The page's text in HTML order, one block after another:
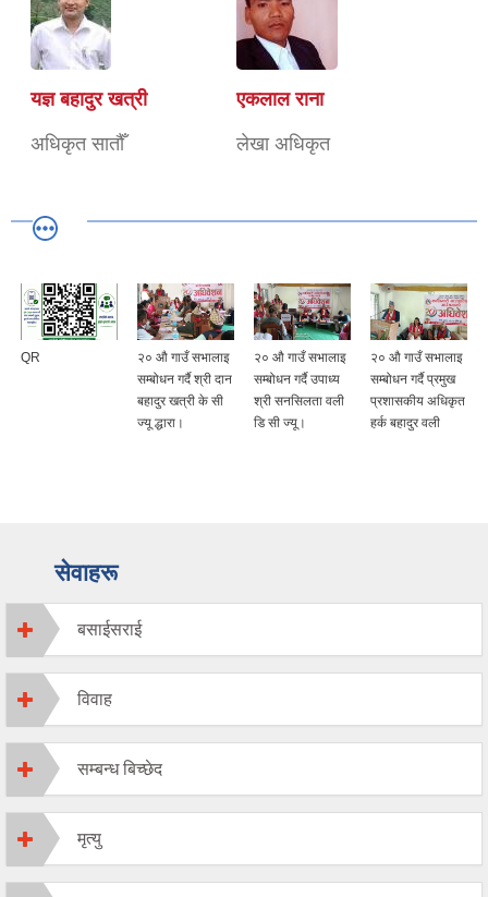
यज्ञ बहादुर खत्री
अधिकृत सातौँ
एकलाल राना
लेखा अधिकृत
QR
२० औ गाउँ सभालाइ
सम्बोधन गर्दै श्री दान
बहादुर खत्री के सी
ज्यू द्धारा।
२० औ गाउँ सभालाइ
सम्बोधन गर्दै उपाध्य
श्री सनसिलता वली
डि सी ज्यू।
२० औ गाउँ सभालाइ
सम्बोधन गर्दै प्रमुख
प्रशासकीय अधिकृत
हर्क बहादुर वली
सेवाहरू
बसाईसराई
विवाह
सम्बन्ध बिच्छेद
मृत्यु